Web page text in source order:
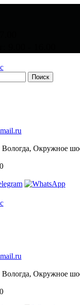
Поиск
Вологда, Окружное
Вологда, Окружное